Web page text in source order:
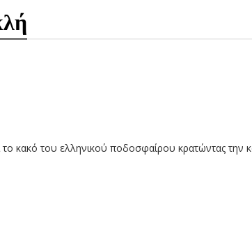
το κακό του ελληνικού ποδοσφαίρου κρατώντας την